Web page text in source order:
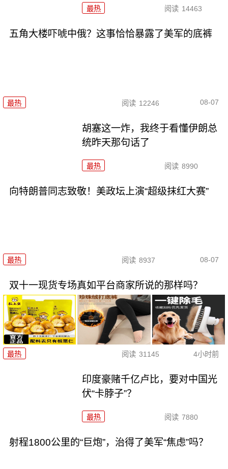
最热 阅读 14463
五角大楼吓唬中俄？这事恰恰暴露了美军的底裤
最热 阅读 12246 08-07
胡塞这一炸，我终于看懂伊朗总
统昨天那句话了
最热 阅读 8990
向特朗普同志致敬！美政坛上演“超级抹红大赛”
最热 阅读 8937 08-07
双十一现货专场真如平台商家所说的那样吗？
最热 阅读 31145 4小时前
印度豪赌千亿卢比，要对中国光
伏“卡脖子”？
最热 阅读 7880
射程1800公里的“巨炮”，治得了美军“焦虑”吗？